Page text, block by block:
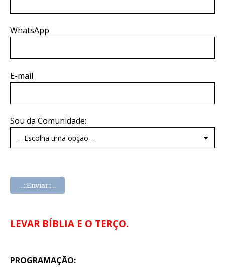
WhatsApp
E-mail
Sou da Comunidade:
LEVAR BÍBLIA E O TERÇO.
PROGRAMAÇÃO: